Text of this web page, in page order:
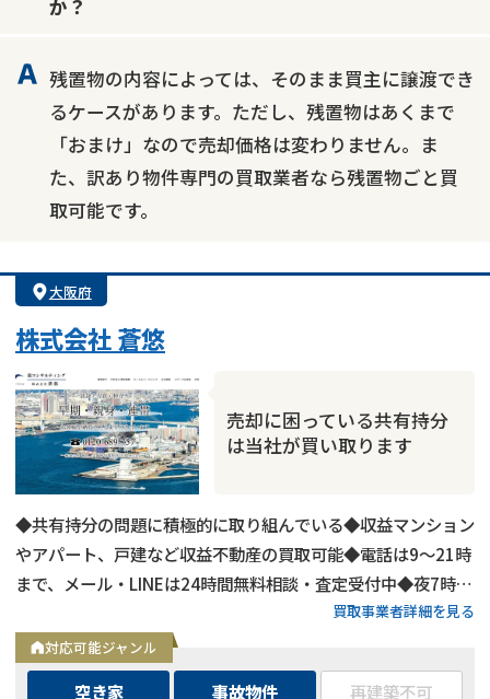
か？
残置物の内容によっては、そのまま買主に譲渡でき
るケースがあります。ただし、残置物はあくまで
「おまけ」なので売却価格は変わりません。ま
た、訳あり物件専門の買取業者なら残置物ごと買
取可能です。
大阪府
株式会社 蒼悠
売却に困っている共有持分
は当社が買い取ります
◆共有持分の問題に積極的に取り組んでいる◆収益マンション
やアパート、戸建など収益不動産の買取可能◆電話は9～21時
まで、メール・LINEは24時間無料相談・査定受付中◆夜7時以
買取事業者詳細を見る
対応可能ジャンル
空き家 事故物件
再建築不可